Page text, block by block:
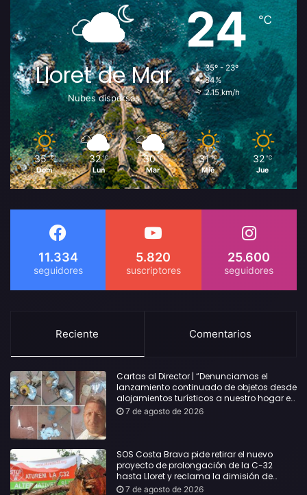
Lloret de Mar
Nubes dispersas
24℃
35º - 23º
84%
2.15 km/h
35 ℃
Dom
32 ℃
Lun
30 ℃
Mar
31 ℃
Mié
32 ℃
Jue
11.334 5.820 25.600
Reciente Comentarios
Cartas al Director | “Denunciamos el
lanzamiento continuado de objetos desde
alojamientos turísticos a nuestro hogar en
Lloret: Podría haber causado una
7 de agosto de 2026
SOS Costa Brava pide retirar el nuevo
proyecto de prolongación de la C-32
hasta Lloret y reclama la dimisión de
Sílvia Paneque
7 de agosto de 2026